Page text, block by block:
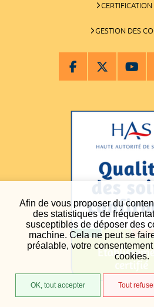
Afin de vous proposer du
des statistiques de
susceptibles de déposer des
machine. Cela ne peut se
préalable, votre
cookies.
OK, tout accepter Tout
CERTIFICATION
GESTION DES